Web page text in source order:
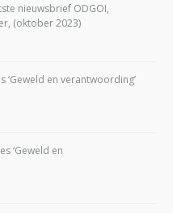
nieuwsbrief ODGOI,
(oktober 2023)
en verantwoording’
‘Geweld en